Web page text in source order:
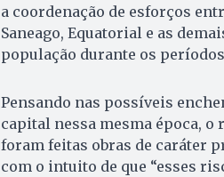
a coordenação de esforços
Saneago, Equatorial e as
população durante os
Pensando nas possíveis
capital nessa mesma época, o
foram feitas obras de caráter
com o intuito de que “esses